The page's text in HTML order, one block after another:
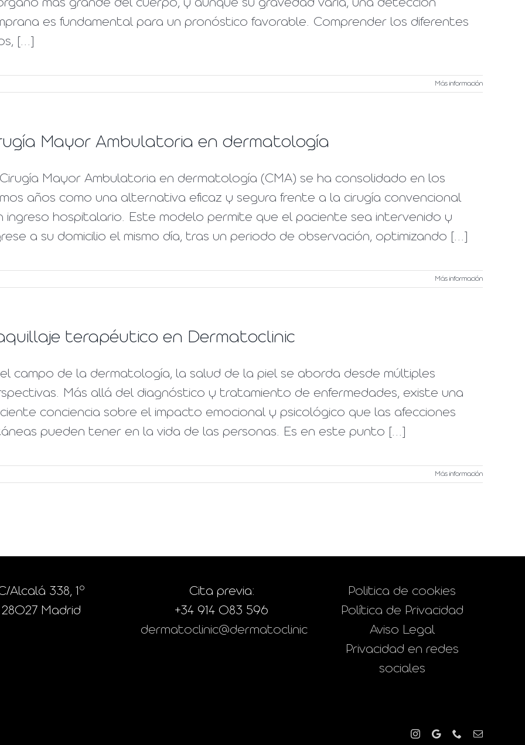
más grande del cuerpo, y aunque su gravedad varía, una detección
es fundamental para un pronóstico favorable. Comprender los diferentes
[...]
Más información
Mayor Ambulatoria en dermatología
Mayor Ambulatoria en dermatología (CMA) se ha consolidado en los
años como una alternativa eficaz y segura frente a la cirugía convencional
ingreso hospitalario. Este modelo permite que el paciente sea intervenido y
a su domicilio el mismo día, tras un periodo de observación, optimizando [...]
Más información
terapéutico en Dermatoclinic
el campo de la dermatología, la salud de la piel se aborda desde múltiples
Más allá del diagnóstico y tratamiento de enfermedades, existe una
conciencia sobre el impacto emocional y psicológico que las afecciones
pueden tener en la vida de las personas. Es en este punto [...]
Más información
Alcalá 338, 1º
28027 Madrid
Cita previa:
+34 914 083 596
dermatoclinic@dermatoclinic
Politica de cookies
Política de Privacidad
Aviso Legal
Privacidad en redes
sociales
Instagram
Google PhoneCorreo